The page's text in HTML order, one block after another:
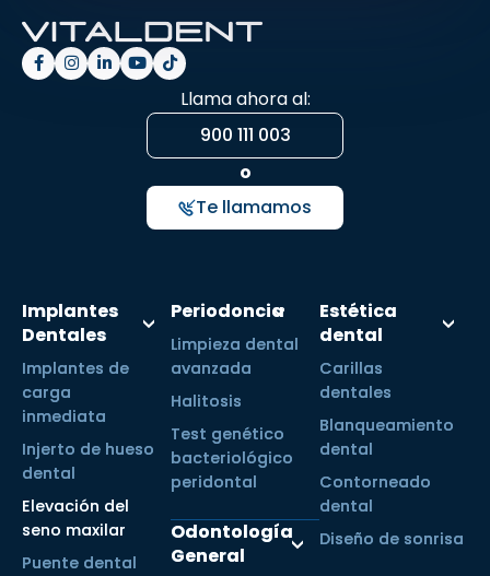
Llama ahora al:
900 111 003
o
Te llamamos
Implantes
Dentales
Implantes de
carga
inmediata
Injerto de hueso
dental
Elevación del
seno maxilar
Puente dental
Periodoncia
Limpieza dental
avanzada
Halitosis
Test genético
bacteriológico
peridontal
Odontología
General
Estética
dental
Carillas
dentales
Blanqueamiento
dental
Contorneado
dental
Diseño de sonrisa